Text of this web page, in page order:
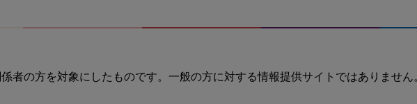
者の方を対象にしたものです。一般の方に対する情報提供サイトではありません